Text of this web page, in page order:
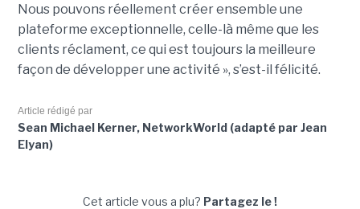
Nous pouvons réellement créer ensemble une
plateforme exceptionnelle, celle-là même que les
clients réclament, ce qui est toujours la meilleure
façon de développer une activité », s’est-il félicité.
Article rédigé par
Sean Michael Kerner, NetworkWorld (adapté par Jean
Elyan)
Cet article vous a plu? Partagez le !